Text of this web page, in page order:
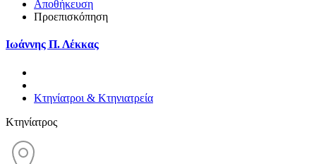
Αποθήκευση
Προεπισκόπηση
Ιωάννης Π. Λέκκας
Κτηνίατροι & Κτηνιατρεία
Κτηνίατρος